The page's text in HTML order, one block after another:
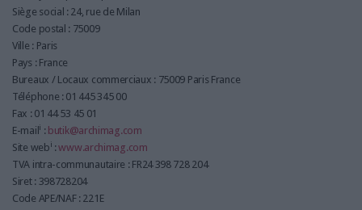
Siège social : 24, rue de Milan
Code postal : 75009
Ville : Paris
Pays : France
Bureaux / Locaux commerciaux : 75009 Paris France
Téléphone : 01 445 345 00
Fax : 01 44 53 45 01
E-mail i : butik@archimag.com
Site webi :www.archimag.com
TVA intra-communautaire : FR24 398 728 204
Siret : 398728204
Code APE/NAF : 221E